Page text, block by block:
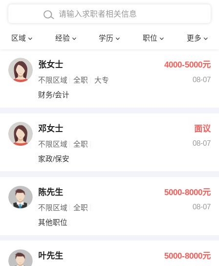
区域 经验 学历 职位 更多
在校学生工作经验
四年以上工作经验
五年以上工作经验
博士
文员 护士
财务会计
网络IT
收银员
水电/机修
编辑 法律
确定
张女士 4000-5000元
不限区域 全职 大专
08-07
财务/会计
邓女士 面议
不限区域 全职
08-07
家政/保安
陈先生 5000-8000元
不限区域 全职
08-07
其他职位
叶先生 5000-8000元